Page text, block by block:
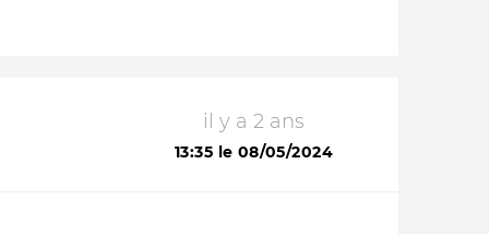
il y a 2 ans
13:35 le 08/05/2024